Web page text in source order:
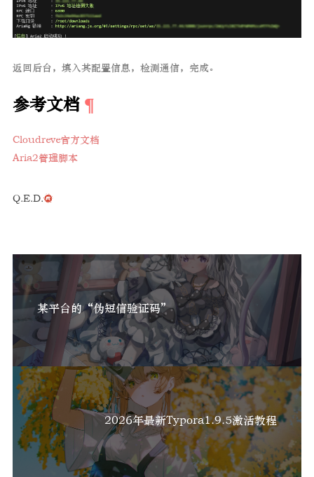
返回后台，填入其配置信息，检测通信，完成。
参考文档
Cloudreve官方文档
Aria2管理脚本
Q.E.D.
某平台的“伪短信验证码”
2026年最新Typora1.9.5激活教程